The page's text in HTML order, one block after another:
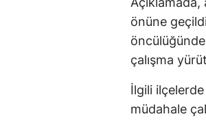
önüne
öncülüğünde
çalışma
İlgili
müdahale